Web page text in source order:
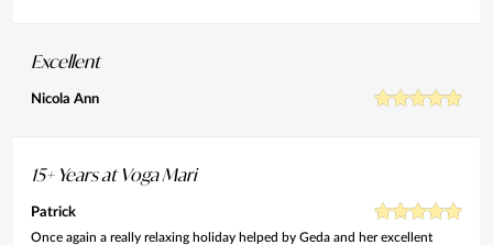
Excellent
Nicola Ann
15+ Years at Voga Mari
Patrick
Once again a really relaxing holiday helped by Geda and her excellent